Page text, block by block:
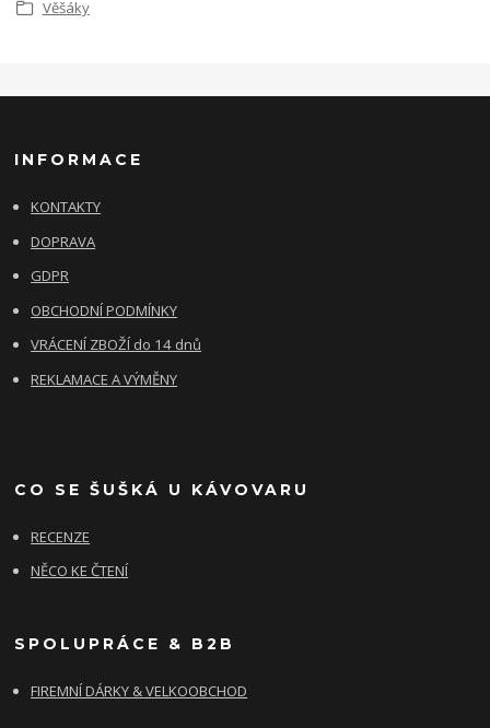
Věšáky
INFORMACE
KONTAKTY
DOPRAVA
GDPR
OBCHODNÍ PODMÍNKY
VRÁCENÍ ZBOŽÍ do 14 dnů
REKLAMACE A VÝMĚNY
CO SE ŠUŠKÁ U KÁVOVARU
RECENZE
NĚCO KE ČTENÍ
SPOLUPRÁCE & B2B
FIREMNÍ DÁRKY & VELKOOBCHOD